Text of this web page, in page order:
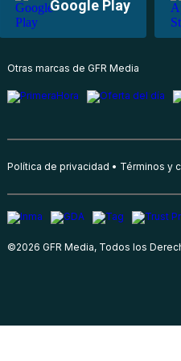
Google Play
Otras marcas de GFR Media
Política de privacidad Términos y
©2026 GFR Media, Todos los